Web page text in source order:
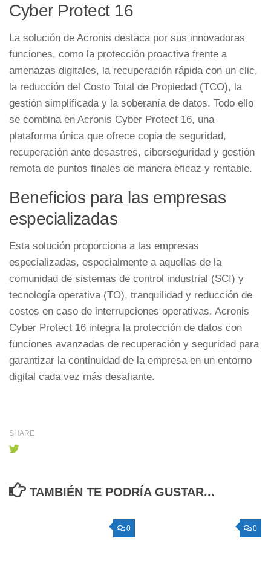
Cyber Protect 16
La solución de Acronis destaca por sus innovadoras
funciones, como la protección proactiva frente a
amenazas digitales, la recuperación rápida con un clic,
la reducción del Costo Total de Propiedad (TCO), la
gestión simplificada y la soberanía de datos. Todo ello
se combina en Acronis Cyber Protect 16, una
plataforma única que ofrece copia de seguridad,
recuperación ante desastres, ciberseguridad y gestión
remota de puntos finales de manera eficaz y rentable.
Beneficios para las empresas
especializadas
Esta solución proporciona a las empresas
especializadas, especialmente a aquellas de la
comunidad de sistemas de control industrial (SCI) y
tecnología operativa (TO), tranquilidad y reducción de
costos en caso de interrupciones operativas. Acronis
Cyber Protect 16 integra la protección de datos con
funciones avanzadas de recuperación y seguridad para
garantizar la continuidad de la empresa en un entorno
digital cada vez más desafiante.
SHARE
TAMBIÉN TE PODRÍA GUSTAR...
0 0